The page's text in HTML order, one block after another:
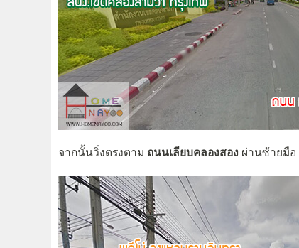
จากนั้นวิ่งตรงตาม ถนนเลียบคลองสอง ผ่านซ้ายมือ